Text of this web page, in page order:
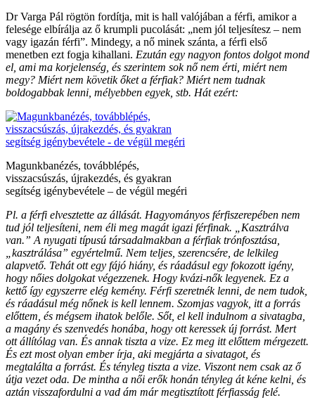
Dr Varga Pál rögtön fordítja, mit is hall valójában a férfi, amikor a
felesége elbírálja az ő krumpli pucolását: „nem jól teljesítesz – nem
vagy igazán férfi”. Mindegy, a nő minek szánta, a férfi első
menetben ezt fogja kihallani. Ezután egy nagyon fontos dolgot mond
el, ami ma korjelenség, és szerintem sok nő nem érti, miért nem
megy? Miért nem követik őket a férfiak? Miért nem tudnak
boldogabbak lenni, mélyebben egyek, stb. Hát ezért:
Magunkbanézés, továbblépés,
visszacsúszás, újrakezdés, és gyakran
segítség igénybevétele – de végül megéri
Pl. a férfi elvesztette az állását. Hagyományos férfiszerepében nem
tud jól teljesíteni, nem éli meg magát igazi férfinak. „Kasztrálva
van.” A nyugati típusú társadalmakban a férfiak trónfosztása,
„kasztrálása” egyértelmű. Nem teljes, szerencsére, de lelkileg
alapvető. Tehát ott egy fájó hiány, és ráadásul egy fokozott igény,
hogy nőies dolgokat végezzenek. Hogy kvázi-nők legyenek. Ez a
kettő így egyszerre elég kemény. Férfi szeretnék lenni, de nem tudok,
és ráadásul még nőnek is kell lennem. Szomjas vagyok, itt a forrás
előttem, és mégsem ihatok belőle. Sőt, el kell indulnom a sivatagba,
a magány és szenvedés honába, hogy ott keressek új forrást. Mert
ott állítólag van. És annak tiszta a vize. Ez meg itt előttem mérgezett.
És ezt most olyan ember írja, aki megjárta a sivatagot, és
megtalálta a forrást. És tényleg tiszta a vize. Viszont nem csak az ő
útja vezet oda. De mintha a női erők honán tényleg át kéne kelni, és
aztán visszafordulni a vad ám már megtisztított férfiasság felé.